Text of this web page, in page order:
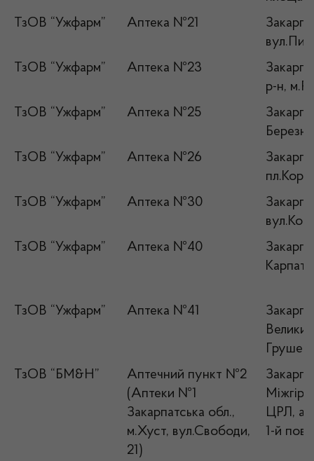
ТзОВ “Ужфарм”
Аптека №21
ТзОВ “Ужфарм”
Аптека №23
р-н,
ТзОВ “Ужфарм”
Аптека №25
ТзОВ “Ужфарм”
Аптека №26
ТзОВ “Ужфарм”
Аптека №30
ТзОВ “Ужфарм”
Аптека №40
ТзОВ “Ужфарм” Аптека №41
ТзОВ “БМ&Н”
Аптечний пункт №2
(Аптеки №1
Закарпатська обл.,
м.Хуст, вул.Свободи,
21)
ЦРЛ,
1-й